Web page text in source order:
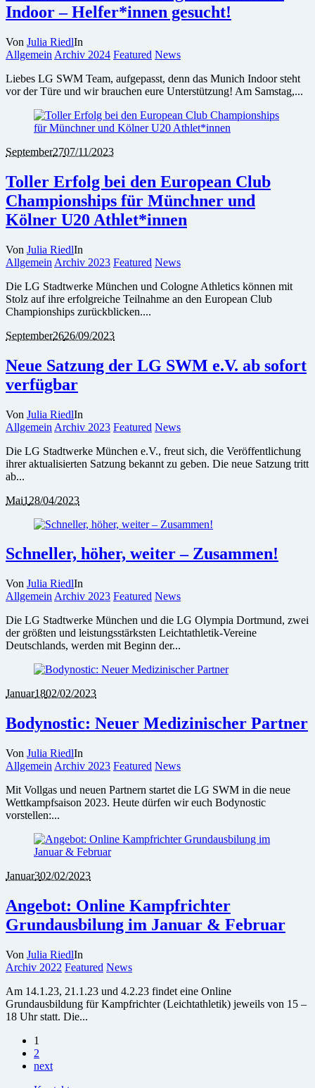
Indoor – Helfer*innen gesucht!
Von Julia RiedlIn
Allgemein Archiv 2024 Featured News
Liebes LG SWM Team, aufgepasst, denn das Munich Indoor steht
vor der Türe und wir brauchen eure Unterstützung! Am Samstag,...
September2707/11/2023
Toller Erfolg bei den European Club
Championships für Münchner und
Kölner U20 Athlet*innen
Von Julia RiedlIn
Allgemein Archiv 2023 Featured News
Die LG Stadtwerke München und Cologne Athletics können mit
Stolz auf ihre erfolgreiche Teilnahme an den European Club
Championships zurückblicken....
September2626/09/2023
Neue Satzung der LG SWM e.V. ab sofort
verfügbar
Von Julia RiedlIn
Allgemein Archiv 2023 Featured News
Die LG Stadtwerke München e.V., freut sich, die Veröffentlichung
ihrer aktualisierten Satzung bekannt zu geben. Die neue Satzung tritt
ab...
Mai1 28/04/2023
Schneller, höher, weiter – Zusammen!
Von Julia RiedlIn
Allgemein Archiv 2023 Featured News
Die LG Stadtwerke München und die LG Olympia Dortmund, zwei
der größten und leistungsstärksten Leichtathletik-Vereine
Deutschlands, werden mit Beginn der...
Januar1802/02/2023
Bodynostic: Neuer Medizinischer Partner
Von Julia RiedlIn
Allgemein Archiv 2023 Featured News
Mit Vollgas und neuen Partnern startet die LG SWM in die neue
Wettkampfsaison 2023. Heute dürfen wir euch Bodynostic
vorstellen:...
Januar302/02/2023
Angebot: Online Kampfrichter
Grundausbilung im Januar & Februar
Von Julia RiedlIn
Archiv 2022 Featured News
Am 14.1.23, 21.1.23 und 4.2.23 findet eine Online
Grundausbildung für Kampfrichter (Leichtathletik) jeweils von 15 –
18 Uhr statt. Die...
1
2
next